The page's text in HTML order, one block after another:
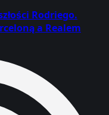
Rodriego.
a Realem